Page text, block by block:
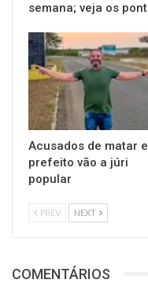
semana; veja os
Acusados de matar
prefeito vão a júri
popular
PREV NEXT
COMENTÁRIOS